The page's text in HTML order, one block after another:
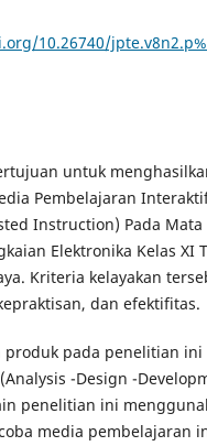
10.26740/
untuk
Pembelajaran
Instruction) Pada Mata
Elektronika Kelas XI
Kriteria kelayakan
dan efektifitas.
produk pada penelitian
-Design -
penelitian ini
media pembelajaran